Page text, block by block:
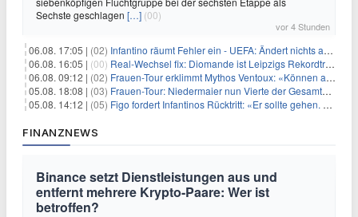
Sechste geschlagen […] (00)
vor 4 Stunden
06.08. 17:05 | (02) Infantino räumt Fehler ein - UEFA: Ändert nichts an Boykott
06.08. 16:05 | (00) Real-Wechsel fix: Diomande ist Leipzigs Rekordtransfer
06.08. 09:12 | (02) Frauen-Tour erklimmt Mythos Ventoux: «Können alles schaffen»
05.08. 18:08 | (03) Frauen-Tour: Niedermaier nun Vierte der Gesamtwertung
05.08. 14:12 | (05) Figo fordert Infantinos Rücktritt: «Er sollte gehen. Jetzt»
FINANZNEWS
Binance setzt Dienstleistungen aus und
entfernt mehrere Krypto-Paare: Wer ist
betroffen?